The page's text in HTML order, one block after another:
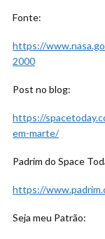
Fonte:
https://
2000
Post no blog:
https://
em-marte/
Padrim do Space
https://
Seja meu Patrão: